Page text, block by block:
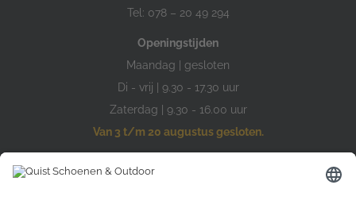
Tel: 078 – 20 49 294
Openingstijden
Maandag | gesloten
Di - vrij | 9.30 - 17.30 uur
Zaterdag | 9.30 - 16.00 uur
Van 3 t/m 20 augustus gesloten.